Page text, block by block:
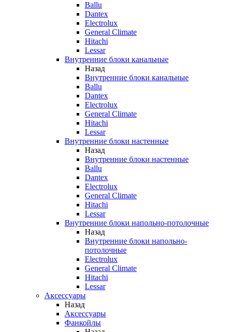
Ballu
Dantex
Electrolux
General Climate
Hitachi
Lessar
Внутренние блоки канальные
Назад
Внутренние блоки канальные
Ballu
Dantex
Electrolux
General Climate
Hitachi
Lessar
Внутренние блоки настенные
Назад
Внутренние блоки настенные
Ballu
Dantex
Electrolux
General Climate
Hitachi
Lessar
Внутренние блоки напольно-потолочные
Назад
Внутренние блоки напольно-
потолочные
Electrolux
General Climate
Hitachi
Lessar
Аксессуары
Назад
Аксессуары
Фанкойлы